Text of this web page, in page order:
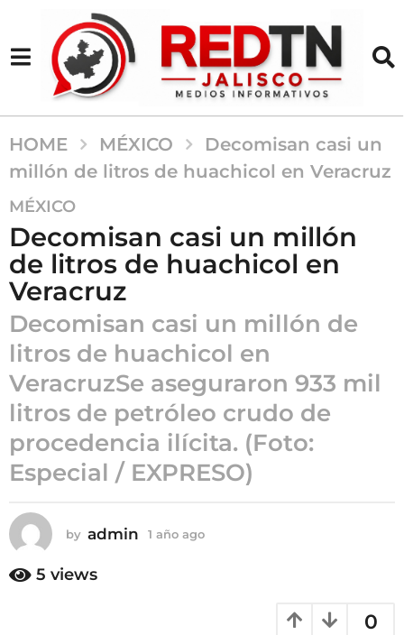
HOME MÉXICO
Decomisan casi un
millón de litros de huachicol en Veracruz
1
a
ñ
o
a
o
a
ñ
o
a
g
o
MÉXICO
Decomisan casi un millón
de litros de huachicol en
Veracruz
Decomisan casi un millón de
litros de huachicol en
VeracruzSe aseguraron 933 mil
litros de petróleo crudo de
procedencia ilícita. (Foto:
Especial / EXPRESO)
by admin 1 año ago
5 views
0